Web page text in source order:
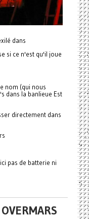
dans
si ce n'est qu'il joue
nom (qui nous
dans la banlieue Est
directement dans
pas de batterie ni